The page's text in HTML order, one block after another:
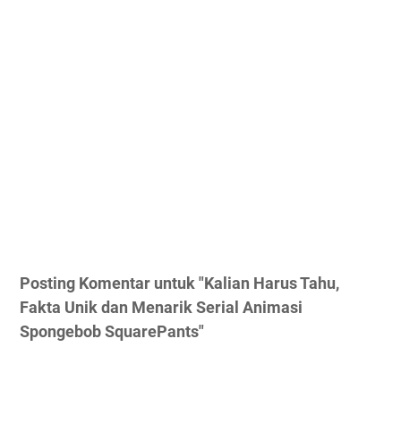
Posting Komentar untuk "Kalian Harus Tahu,
Fakta Unik dan Menarik Serial Animasi
Spongebob SquarePants"